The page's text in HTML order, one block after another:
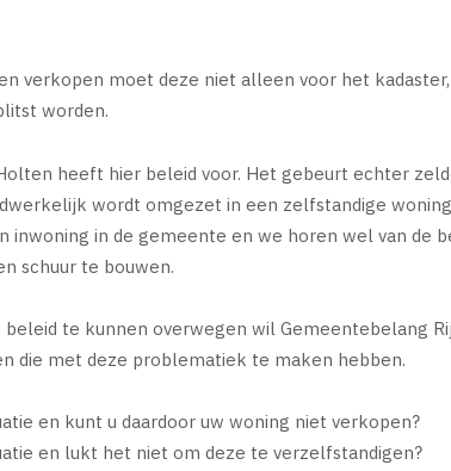
verkopen moet deze niet alleen voor het
worden.
heeft hier beleid voor. Het gebeurt echter
wordt omgezet in een zelfstandige
inwoning in de gemeente en we horen wel van de
schuur te bouwen.
beleid te kunnen overwegen wil Gemeentebelang
die met deze problematiek te maken hebben.
en kunt u daardoor uw woning niet verkopen?
en lukt het niet om deze te verzelfstandigen?